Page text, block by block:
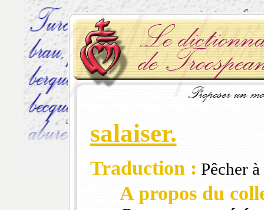
salaiser.
Traduction : Pêcher
A propos du